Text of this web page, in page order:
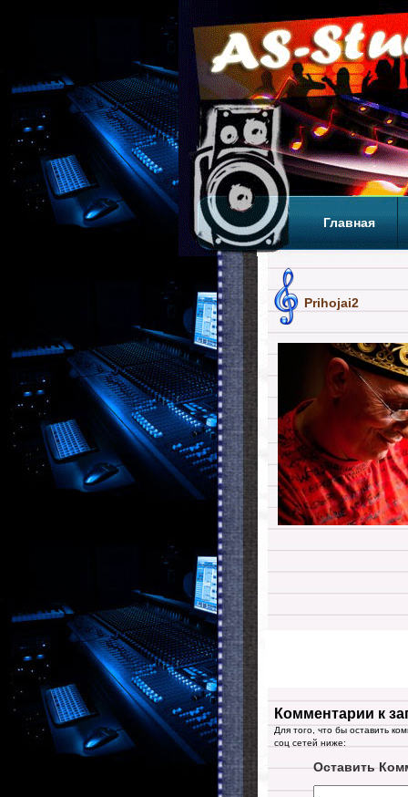
Главная
Prihojai2
Комментарии к
Для того, что бы оставить
соц сетей ниже:
Оставить